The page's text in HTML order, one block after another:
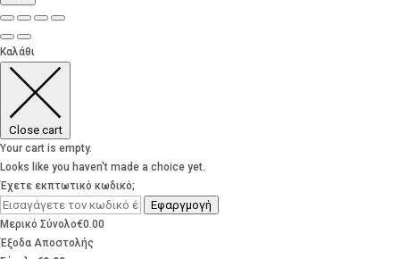
Καλάθι
Close cart
Your cart is empty.
Looks like you haven't made a choice yet.
Έχετε εκπτωτικό κωδικό;
Εφαργμογή
Μερικό Σύνολο€0.00
Έξοδα Αποστολής